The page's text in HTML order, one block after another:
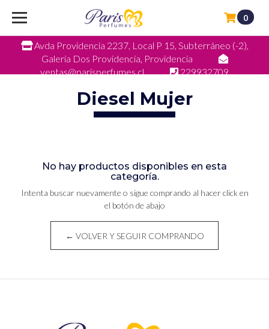
Avda Providencia 2237, Local P 15, Subterráneo (-2),
Galeria Dos Providencia, Providencia
ventas@parisperfumes.cl
229932709
0
Diesel Mujer
No hay productos disponibles en esta
categoría.
Intenta buscar nuevamente o sigue comprando al hacer click en
el botón de abajo
← VOLVER Y SEGUIR COMPRANDO